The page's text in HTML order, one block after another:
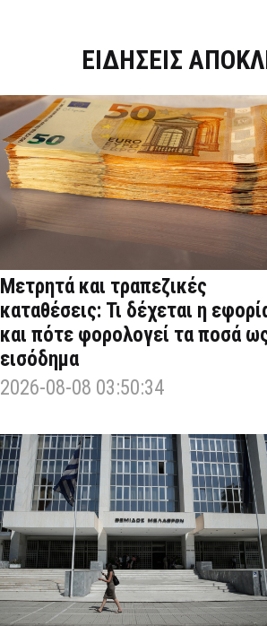
ΕΙΔΗΣΕΙΣ
Μετρητά και τραπεζικές
καταθέσεις: Τι δέχεται η
και πότε φορολογεί τα ποσά
εισόδημα
2026-08-08 03:50:34